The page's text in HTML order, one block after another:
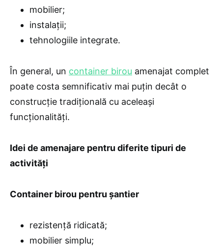
mobilier;
instalații;
tehnologiile integrate.
În general, un container birou amenajat complet
poate costa semnificativ mai puțin decât o
construcție tradițională cu aceleași
funcționalități.
Idei de amenajare pentru diferite tipuri de
activități
Container birou pentru șantier
rezistență ridicată;
mobilier simplu;